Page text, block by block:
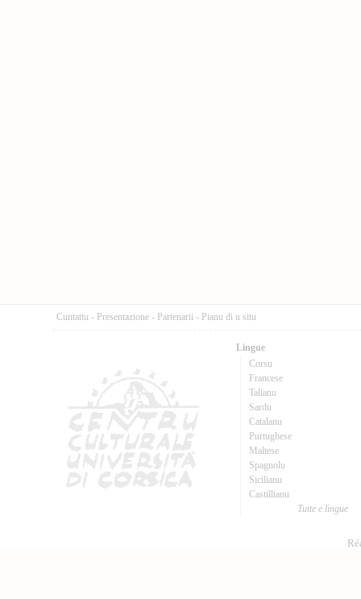
Cuntattu - Presentazione - Partenarii - Pianu di u situ
Lingue
Corsu
Francese
Talianu
Sardu
Catalanu
Purtughese
Maltese
Spagnolu
Sicilianu
Castillianu
Tutte e lingue